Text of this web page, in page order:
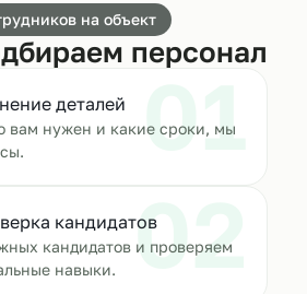
на объект
персонал
01
деталей
вам нужен и какие сроки, мы
02
кандидатов
кандидатов и проверяем
навыки.